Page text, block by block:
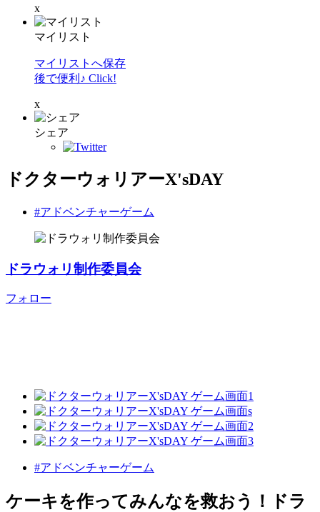
x
マイリスト
マイリストへ保存
後で便利♪ Click!
x
シェア
ドクターウォリアーX'sDAY
#アドベンチャーゲーム
ドラウォリ制作委員会
フォロー
#アドベンチャーゲーム
ケーキを作ってみんなを救おう！ドラ